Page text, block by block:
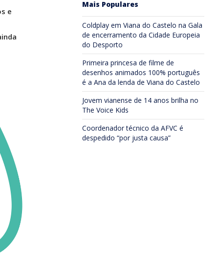
e
Mais Populares
Coldplay em Viana do Castelo na Gala
de encerramento da Cidade Europeia
do Desporto
Primeira princesa de filme de
desenhos animados 100% português
é a Ana da lenda de Viana do Castelo
Jovem vianense de 14 anos brilha no
The Voice Kids
Coordenador técnico da AFVC é
despedido “por justa causa”